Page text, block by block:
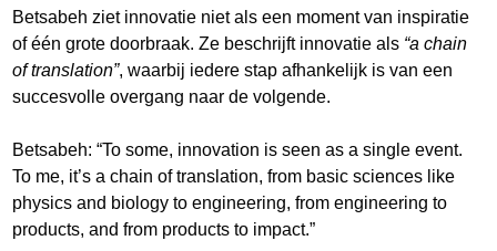
Betsabeh ziet innovatie niet als een moment van inspiratie
of één grote doorbraak. Ze beschrijft innovatie als “a chain
of translation”, waarbij iedere stap afhankelijk is van een
succesvolle overgang naar de volgende.
Betsabeh: “To some, innovation is seen as a single event.
To me, it’s a chain of translation, from basic sciences like
physics and biology to engineering, from engineering to
products, and from products to impact.”